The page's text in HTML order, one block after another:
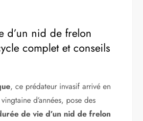
d’un nid de frelon
complet et conseils
, ce prédateur invasif arrivé en
d’années, pose des
de vie d’un nid de frelon